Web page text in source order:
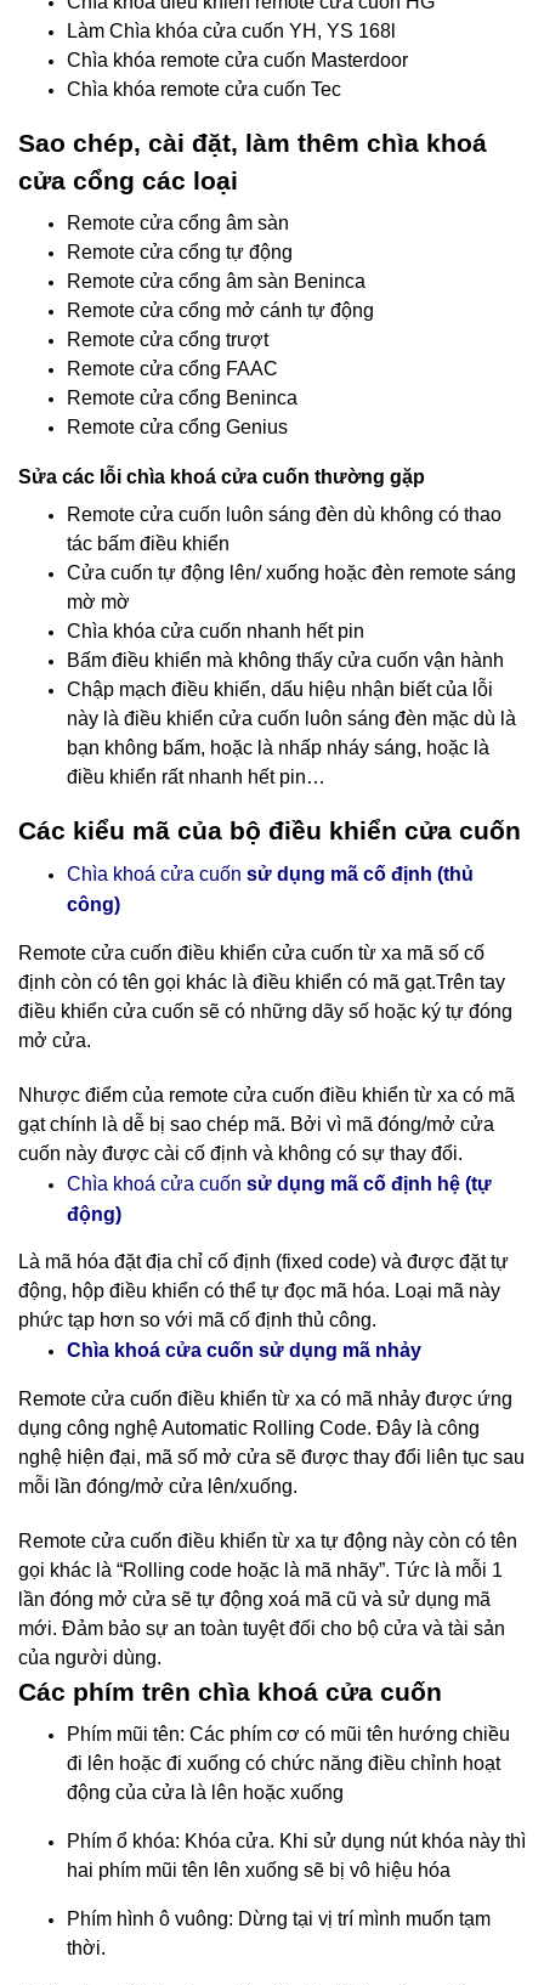
Làm Chìa khóa cửa cuốn YH, YS 168l
Chìa khóa remote cửa cuốn Masterdoor
Chìa khóa remote cửa cuốn Tec
Sao chép, cài đặt, làm thêm chìa khoá
cửa cổng các loại
Remote cửa cổng âm sàn
Remote cửa cổng tự động
Remote cửa cổng âm sàn Beninca
Remote cửa cổng mở cánh tự động
Remote cửa cổng trượt
Remote cửa cổng FAAC
Remote cửa cổng Beninca
Remote cửa cổng Genius
Sửa các lỗi chìa khoá cửa cuốn thường gặp
Remote cửa cuốn luôn sáng đèn dù không có thao
tác bấm điều khiển
Cửa cuốn tự động lên/ xuống hoặc đèn remote sáng
mờ mờ
Chìa khóa cửa cuốn nhanh hết pin
Bấm điều khiển mà không thấy cửa cuốn vận hành
Chập mạch điều khiển, dấu hiệu nhận biết của lỗi
này là điều khiển cửa cuốn luôn sáng đèn mặc dù là
bạn không bấm, hoặc là nhấp nháy sáng, hoặc là
điều khiển rất nhanh hết pin…
Các kiểu mã của bộ điều khiển cửa cuốn
Chìa khoá cửa cuốn sử dụng mã cố định (thủ
công)
Remote cửa cuốn điều khiển cửa cuốn từ xa mã số cố
định còn có tên gọi khác là điều khiển có mã gạt.Trên tay
điều khiển cửa cuốn sẽ có những dãy số hoặc ký tự đóng
mở cửa.
Nhược điểm của remote cửa cuốn điều khiển từ xa có mã
gạt chính là dễ bị sao chép mã. Bởi vì mã đóng/mở cửa
cuốn này được cài cố định và không có sự thay đổi.
Chìa khoá cửa cuốn sử dụng mã cố định hệ (tự
động)
Là mã hóa đặt địa chỉ cố định (fixed code) và được đặt tự
động, hộp điều khiển có thể tự đọc mã hóa. Loại mã này
phức tạp hơn so với mã cố định thủ công.
Chìa khoá cửa cuốn sử dụng mã nhảy
Remote cửa cuốn điều khiển từ xa có mã nhảy được ứng
dụng công nghệ Automatic Rolling Code. Đây là công
nghệ hiện đại, mã số mở cửa sẽ được thay đổi liên tục sau
mỗi lần đóng/mở cửa lên/xuống.
Remote cửa cuốn điều khiển từ xa tự động này còn có tên
gọi khác là “Rolling code hoặc là mã nhãy”. Tức là mỗi 1
lần đóng mở cửa sẽ tự động xoá mã cũ và sử dụng mã
mới. Đảm bảo sự an toàn tuyệt đối cho bộ cửa và tài sản
của người dùng.
Các phím trên chìa khoá cửa cuốn
Phím mũi tên: Các phím cơ có mũi tên hướng chiều
đi lên hoặc đi xuống có chức năng điều chỉnh hoạt
động của cửa là lên hoặc xuống
Phím ổ khóa: Khóa cửa. Khi sử dụng nút khóa này thì
hai phím mũi tên lên xuống sẽ bị vô hiệu hóa
Phím hình ô vuông: Dừng tại vị trí mình muốn tạm
thời.